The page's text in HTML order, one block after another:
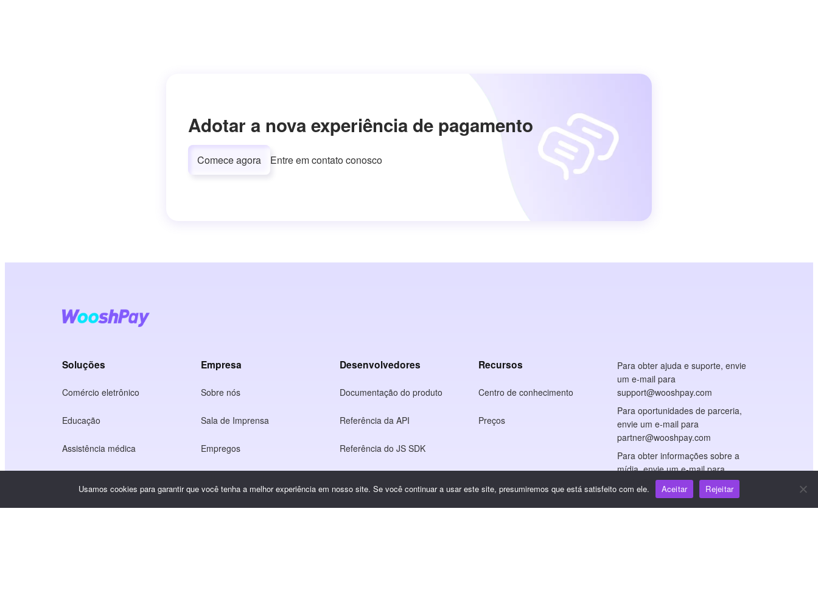
Adotar a nova experiência de pagamento
Comece agora Entre em contato conosco
Soluções
Comércio eletrônico
Educação
Assistência médica
Empresa
Sobre nós
Sala de Imprensa
Empregos
Desenvolvedores
Documentação do produto
Referência da API
Referência do JS SDK
Recursos
Centro de conhecimento
Preços
Para obter ajuda e suporte, envie
um e-mail para
support@wooshpay.com
Para oportunidades de parceria,
envie um e-mail para
partner@wooshpay.com
Para obter informações sobre a
mídia, envie um e-mail para
media@wooshpay.com
Usamos cookies para garantir que você tenha a melhor experiência em nosso site. Se você continuar a usar este site, presumiremos que está satisfeito com ele. Aceitar Rejeitar